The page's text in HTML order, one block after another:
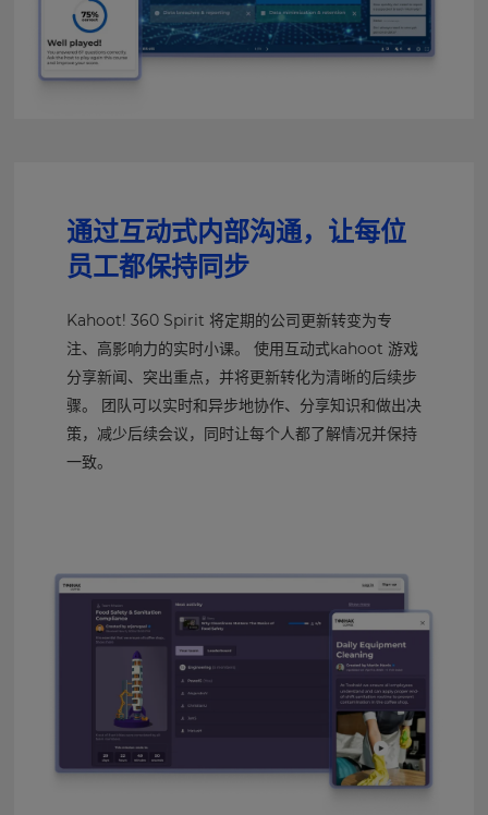
通过互动式内部沟通，让每位
员工都保持同步
Kahoot! 360 Spirit 将定期的公司更新转变为专
注、高影响力的实时小课。 使用互动式kahoot 游戏
分享新闻、突出重点，并将更新转化为清晰的后续步
骤。 团队可以实时和异步地协作、分享知识和做出决
策，减少后续会议，同时让每个人都了解情况并保持
一致。